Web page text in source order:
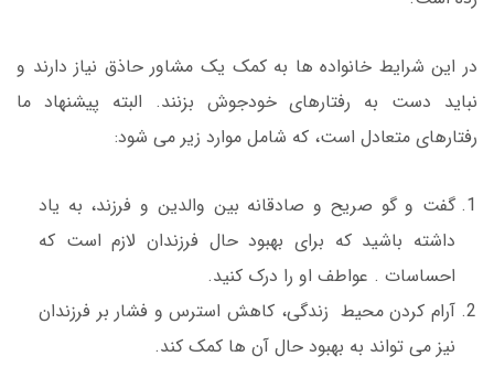
در این شرایط خانواده ها به کمک یک مشاور حاذق نیاز دارند و
نباید دست به رفتارهای خودجوش بزنند. البته پیشنهاد ما
رفتارهای متعادل است، که شامل موارد زیر می شود:
گفت و گو صریح و صادقانه بین والدین و فرزند، به یاد
داشته باشید که برای بهبود حال فرزندان لازم است که
احساسات . عواطف او را درک کنید.
آرام کردن محیط زندگی، کاهش استرس و فشار بر فرزندان
نیز می تواند به بهبود حال آن ها کمک کند.